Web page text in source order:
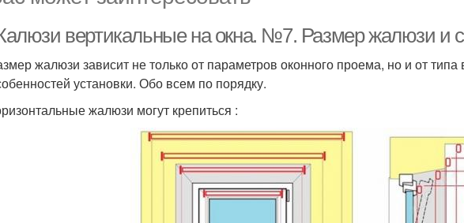
вертикальные на окна. №7. Размер жалюзи и
жалюзи зависит не только от параметров оконного проема, но и от
установки. Обо всем по порядку.
жалюзи могут крепиться :